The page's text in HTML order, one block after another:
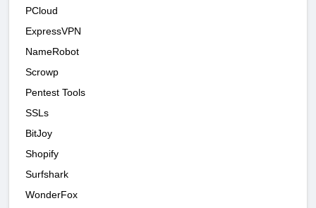
PCloud
ExpressVPN
NameRobot
Scrowp
Pentest Tools
SSLs
BitJoy
Shopify
Surfshark
WonderFox